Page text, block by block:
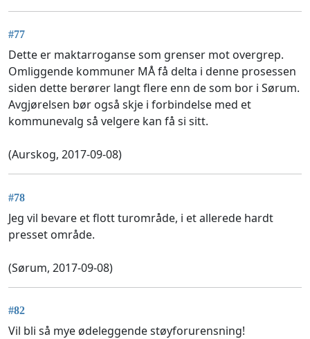
#77
Dette er maktarroganse som grenser mot overgrep.
Omliggende kommuner MÅ få delta i denne prosessen
siden dette berører langt flere enn de som bor i Sørum.
Avgjørelsen bør også skje i forbindelse med et
kommunevalg så velgere kan få si sitt.
(Aurskog, 2017-09-08)
#78
Jeg vil bevare et flott turområde, i et allerede hardt
presset område.
(Sørum, 2017-09-08)
#82
Vil bli så mye ødeleggende støyforurensning!